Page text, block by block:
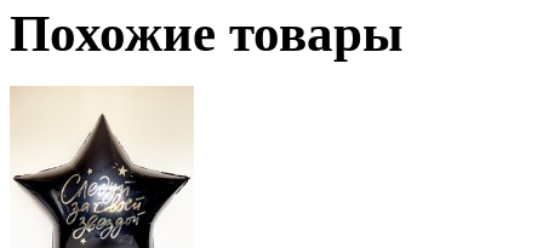
Похожие товары